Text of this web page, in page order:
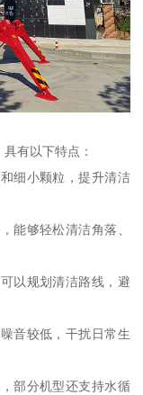
有以下特点：
细小颗粒，提升清洁
能够轻松清洁角落、
以规划清洁路线，避
音较低，干扰日常生
部分机型还支持水循